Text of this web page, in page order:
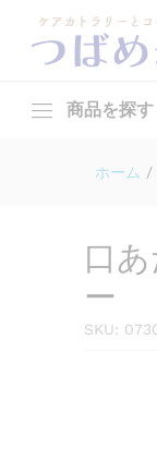
商品を探す
ホーム /
口
ー
SKU: